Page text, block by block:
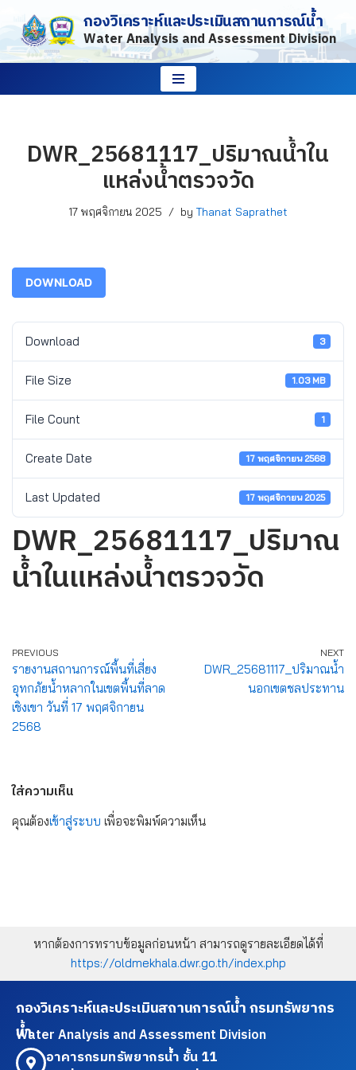
Skip
to
กองวิเคราะห์และประเมินสถานการณ์น้ำ
Water Analysis and Assessment Division
DWR_25681117_ปริมาณน้ำใน
แหล่งน้ำตรวจวัด
17 พฤศจิกายน 2025 by Thanat Saprathet
DOWNLOAD
Download 3
File Size 1.03 MB
File Count 1
Create Date 17 พฤศจิกายน 2568
Last Updated 17 พฤศจิกายน 2025
DWR_25681117_ปริมาณ
น้ำในแหล่งน้ำตรวจวัด
PREVIOUS
รายงานสถานการณ์พื้นที่เสี่ยง
อุทกภัยน้ำหลากในเขตพื้นที่ลาด
เชิงเขา วันที่ 17 พฤศจิกายน
2568
NEXT
DWR_25681117_ปริมาณน้ำ
นอกเขตชลประทาน
ใส่ความเห็น
คุณต้องเข้าสู่ระบบ เพื่อจะพิมพ์ความเห็น
หากต้องการทราบข้อมูลก่อนหน้า สามารถดูรายละเอียดได้ที่
https://oldmekhala.dwr.go.th/index.php
กองวิเคราะห์และประเมินสถานการณ์น้ำ กรมทรัพยากร
น้ำ
Water Analysis and Assessment Division
อาคารกรมทรัพยากรน้ำ ชั้น 11